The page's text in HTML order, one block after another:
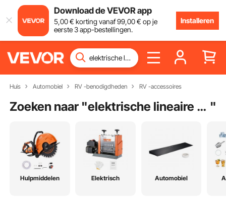
Download de VEVOR app
5,00€ korting vanaf99,00€ op je
eerste 3 app-bestellingen.
Installeren
Huis Automobiel RV -benodigdheden RV -accessoires
Zoeken naar " elektrische lineaire motor "
Hulpmiddelen Elektrisch Automobiel